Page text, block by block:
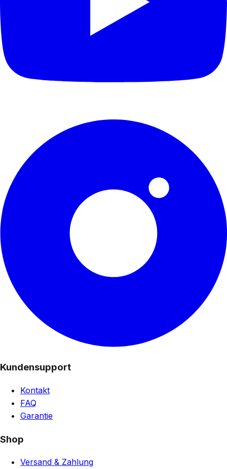
Kundensupport
Kontakt
FAQ
Garantie
Shop
Versand & Zahlung